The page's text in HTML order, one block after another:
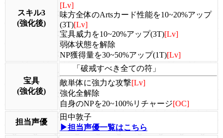
スキル3
(強化後)
[Lv]
味方全体のArtsカード性能を10~20%アップ
(3T)[Lv]
宝具威力を10~20%アップ(3T)[Lv]
弱体状態を解除
NP獲得量を30~50%アップ(1T)[Lv]
宝具
(強化後)
「破戒すべき全ての符」
敵単体に強力な攻撃[Lv]
強化全解除
自身のNPを20~100%リチャージ[OC]
担当声優
田中敦子
▶担当声優一覧はこちら